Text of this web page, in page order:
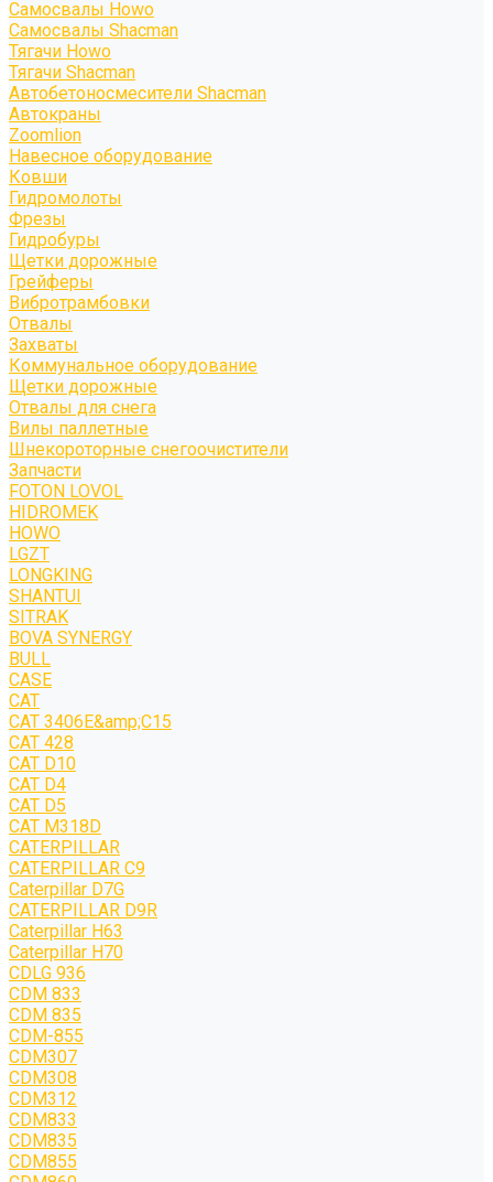
Самосвалы Howo
Самосвалы Shacman
Тягачи Howo
Тягачи Shacman
Автобетоносмесители Shacman
Автокраны
Zoomlion
Навесное оборудование
Ковши
Гидромолоты
Фрезы
Гидробуры
Щетки дорожные
Грейферы
Вибротрамбовки
Отвалы
Захваты
Коммунальное оборудование
Щетки дорожные
Отвалы для снега
Вилы паллетные
Шнекороторные снегоочистители
Запчасти
FOTON LOVOL
HIDROMEK
HOWO
LGZT
LONGKING
SHANTUI
SITRAK
BOVA SYNERGY
BULL
CASE
CAT
CAT 3406E&amp;C15
CAT 428
CAT D10
CAT D4
CAT D5
CAT M318D
CATERPILLAR
CATERPILLAR C9
Caterpillar D7G
CATERPILLAR D9R
Caterpillar H63
Caterpillar H70
CDLG 936
CDM 833
CDM 835
CDM-855
CDM307
CDM308
CDM312
CDM833
CDM835
CDM855